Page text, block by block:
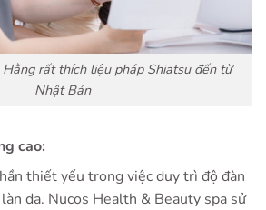
rất thích liệu pháp Shiatsu đến từ
Nhật Bản
cao:
thiết yếu trong việc duy trì độ đàn
da. Nucos Health & Beauty spa sử